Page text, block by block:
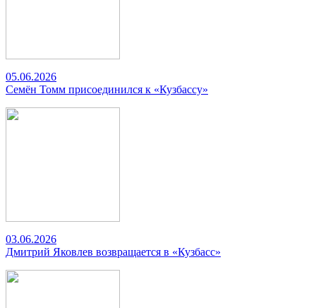
05.06.2026
Семён Томм присоединился к «Кузбассу»
03.06.2026
Дмитрий Яковлев возвращается в «Кузбасс»